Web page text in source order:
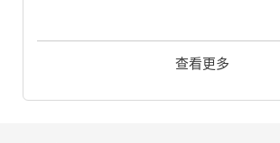
還在精打細算規劃資源，為抽不到喜歡的
上最佛心的《萬妖領域》為您送上終生每
一年3650抽，讓你抽到嫑嫑！在西行取經
查看更多